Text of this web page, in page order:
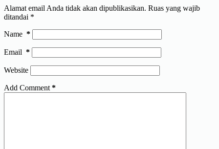
Alamat email Anda tidak akan dipublikasikan. Ruas yang wajib
ditandai *
Name *
Email *
Website
Add Comment *